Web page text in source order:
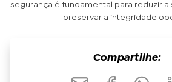
segurança é fundamental para reduzir
preservar a integridade
Compartilhe: